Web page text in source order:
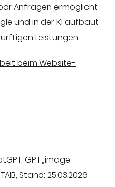
Anfragen ermöglicht
und in der KI aufbaut
Leistungen.
beim Website-
GPT „image
Stand: 25.03.2026